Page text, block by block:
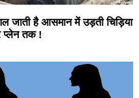
जाती है आसमान में उड़ती चिड़िया
तक !